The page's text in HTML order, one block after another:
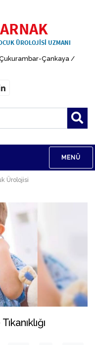
Çukurambar-Çankaya /
MENÜ
Ürolojisi